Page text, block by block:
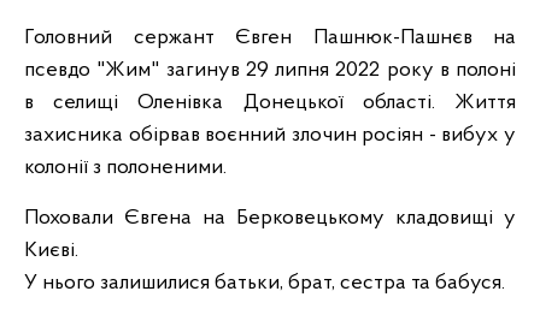
Головний сержант Євген Пашнюк-Пашнєв на
псевдо "Жим" загинув 29 липня 2022 року в полоні
в селищі Оленівка Донецької області. Життя
захисника обірвав воєнний злочин росіян - вибух у
колонії з полоненими.
Поховали Євгена на Берковецькому кладовищі у
Києві.
У нього залишилися батьки, брат, сестра та бабуся.